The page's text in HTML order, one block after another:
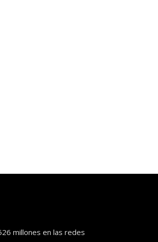
millones en las redes